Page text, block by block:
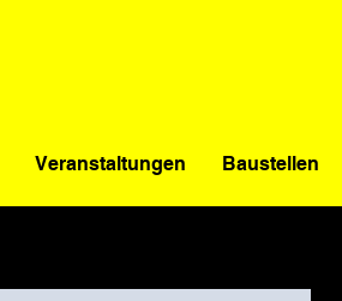
Veranstaltungen Baustellen